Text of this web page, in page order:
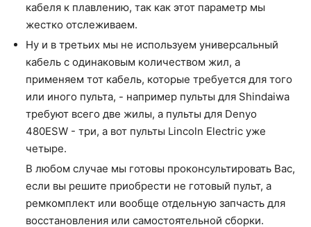
кабеля к плавлению, так как этот параметр мы
жестко отслеживаем.
Ну и в третьих мы не используем универсальный
кабель с одинаковым количеством жил, а
применяем тот кабель, которые требуется для того
или иного пульта, - например пульты для Shindaiwa
требуют всего две жилы, а пульты для Denyo
480ESW - три, а вот пульты Lincoln Electric уже
четыре.
В любом случае мы готовы проконсультировать Вас,
если вы решите приобрести не готовый пульт, а
ремкомплект или вообще отдельную запчасть для
восстановления или самостоятельной сборки.